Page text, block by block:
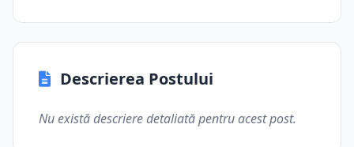
Descrierea Postului
Nu există descriere detaliată pentru acest post.